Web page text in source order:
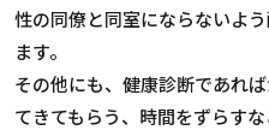
性の同僚と同室にならないよ
ます。
その他にも、健康診断であれ
てきてもらう、時間をずらす